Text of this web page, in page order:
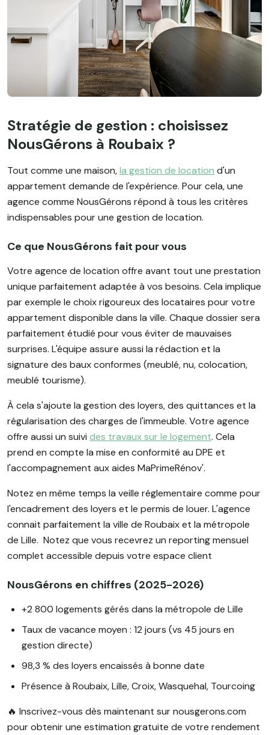
Stratégie de gestion : choisissez
NousGérons à Roubaix ?
Tout comme une maison,la gestion de location d'un
appartement demande de l'expérience. Pour cela, une
agence comme NousGérons répond à tous les critères
indispensables pour une gestion de location.
Ce que NousGérons fait pour vous
Votre agence de location offre avant tout une prestation
unique parfaitement adaptée à vos besoins. Cela implique
par exemple le choix rigoureux des locataires pour votre
appartement disponible dans la ville. Chaque dossier sera
parfaitement étudié pour vous éviter de mauvaises
surprises. L'équipe assure aussi la rédaction et la
signature des baux conformes (meublé, nu, colocation,
meublé tourisme).
À cela s'ajoute la gestion des loyers, des quittances et la
régularisation des charges de l'immeuble. Votre agence
offre aussi un suivi des travaux sur le logement. Cela
prend en compte la mise en conformité au DPE et
l'accompagnement aux aides MaPrimeRénov'.
Notez en même temps la veille réglementaire comme pour
l'encadrement des loyers et le permis de louer. L'agence
connait parfaitement la ville de Roubaix et la métropole
de Lille. Notez que vous recevrez un reporting mensuel
complet accessible depuis votre espace client
NousGérons en chiffres (2025-2026)
+2 800 logements gérés dans la métropole de Lille
Taux de vacance moyen : 12 jours (vs 45 jours en
gestion directe)
98,3 % des loyers encaissés à bonne date
Présence à Roubaix, Lille, Croix, Wasquehal, Tourcoing
🔥 Inscrivez-vous dès maintenant sur nousgerons.com
pour obtenir une estimation gratuite de votre rendement